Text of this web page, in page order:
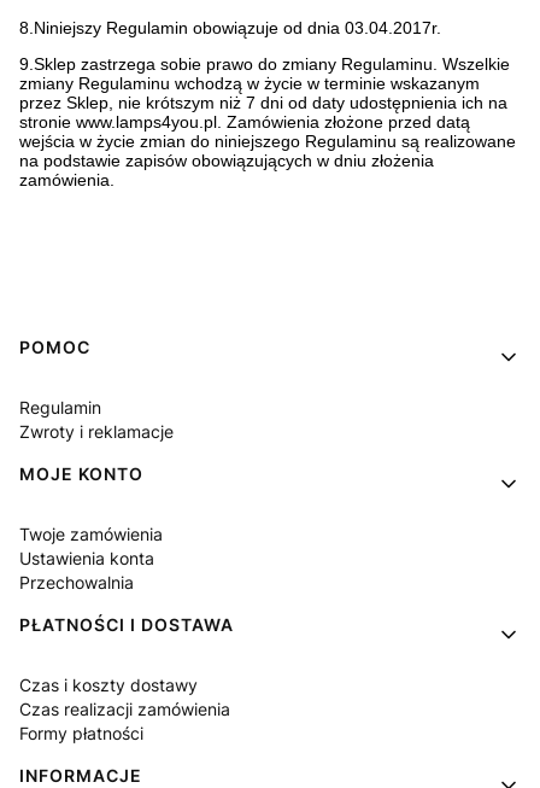
8.Niniejszy Regulamin obowiązuje od dnia 03.04.2017r.
9.Sklep zastrzega sobie prawo do zmiany Regulaminu. Wszelkie
zmiany Regulaminu wchodzą w życie w terminie wskazanym
przez Sklep, nie krótszym niż 7 dni od daty udostępnienia ich na
stronie www.lamps4you.pl. Zamówienia złożone przed datą
wejścia w życie zmian do niniejszego Regulaminu są realizowane
na podstawie zapisów obowiązujących w dniu złożenia
zamówienia.
Linki w stopce
POMOC
Regulamin
Zwroty i reklamacje
MOJE KONTO
Twoje zamówienia
Ustawienia konta
Przechowalnia
PŁATNOŚCI I DOSTAWA
Czas i koszty dostawy
Czas realizacji zamówienia
Formy płatności
INFORMACJE